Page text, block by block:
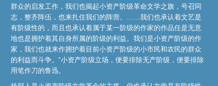
群众的启发工作，我们也揭起小资产阶级革命文学之旗，号召同
志，整齐阵伍，也来扎住我们的阵营。……我们也承认着文艺是
有阶级性的，而且也承认着属于某一阶级的作家的作品任是无意
地也是拥护着其自身所属的阶级的利益。我们是小资产阶级的作
家，我们也就来作拥护着目前小资产阶级的小市民和农民的群众
的利益而斗争。”小资产阶级立场，便要排除无产阶级，便要排除
用笔作刀的鲁迅。